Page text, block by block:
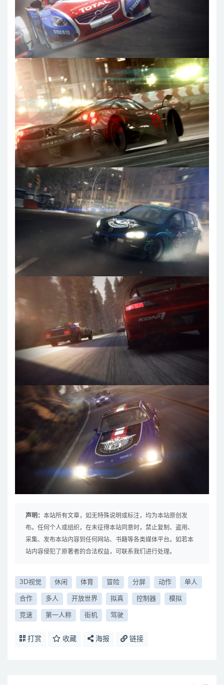
声明： 本站所有文章，如无特殊说明或标注，均为本站原创发
布。任何个人或组织，在未征得本站同意时，禁止复制、盗用、
采集、发布本站内容到任何网站、书籍等各类媒体平台。如若本
站内容侵犯了原著者的合法权益，可联系我们进行处理。
3D视觉 休闲 体育 冒险 分屏 动作 单人
合作 多人 开放世界 拟真 控制器 模拟
竞速 第一人称 街机 驾驶
打赏 收藏 海报 链接